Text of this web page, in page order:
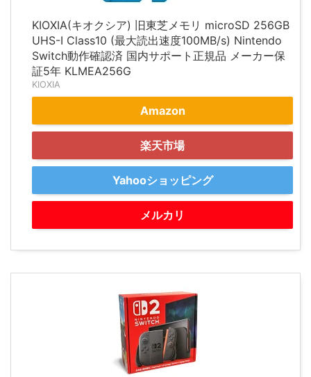
KIOXIA(キオクシア) 旧東芝メモリ microSD 256GB
UHS-I Class10 (最大読出速度100MB/s) Nintendo
Switch動作確認済 国内サポート正規品 メーカー保
証5年 KLMEA256G
KIOXIA
Amazon
楽天市場
Yahooショッピング
メルカリ